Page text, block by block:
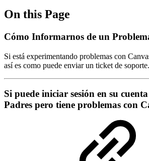
On this Page
Cómo Informarnos de un
Si está experimentando problemas con
así es como puede enviar un ticket de soporte.
Si puede iniciar sesión en su
Padres pero tiene problemas con